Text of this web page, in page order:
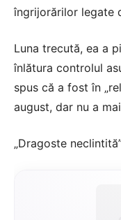
îngrijorărilor legate
Luna trecută, ea a
înlătura controlul
spus că a fost în
august, dar nu a
„Dragoste